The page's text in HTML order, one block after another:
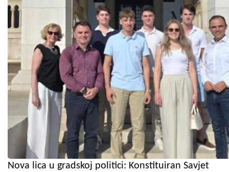
Nova lica u gradskoj politici: Konstituiran Savjet